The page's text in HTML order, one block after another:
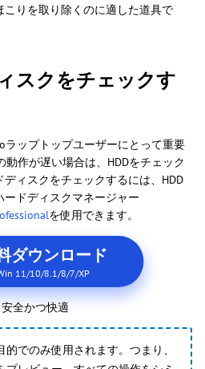
りを取り除くのに適した道具で
スクをチェックす
ラップトップユーザーにとって重要
動作が遅い場合は、HDDをチェック
ィスクをチェックするには、HDD
ドディスクマネージャー
を使用できます。
ダウンロード
11/10/8.1/8/7/XP
安全かつ快適
でのみ使用されます。つまり、